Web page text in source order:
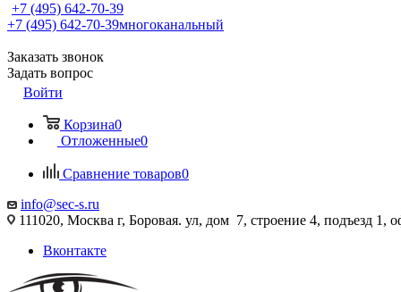
+7 (495) 642-70-39
+7 (495) 642-70-39многоканальный
Заказать звонок
Задать вопрос
Войти
Корзина0
Отложенные0
Сравнение товаров0
info@sec-s.ru
111020, Москва г, Боровая. ул, дом 7, строение 4, подъезд 1,
Вконтакте